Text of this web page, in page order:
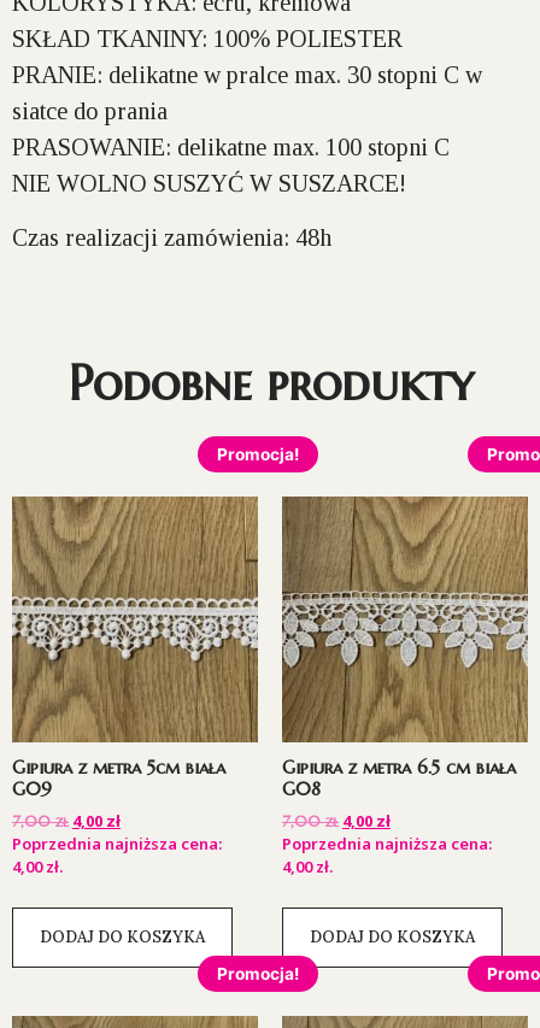
SKŁAD TKANINY: 100% POLIESTER
PRANIE: delikatne w pralce max. 30 stopni C w
siatce do prania
PRASOWANIE: delikatne max. 100 stopni C
NIE WOLNO SUSZYĆ W SUSZARCE!
Czas realizacji zamówienia: 48h
Podobne produkty
Promocja!
Gipiura z metra 5cm biała
G09
7,00zł 4,00 zł
Poprzednia najniższa cena:
4,00zł.
DODAJ DO KOSZYKA
Gipiura z metra 6.5 cm biała
G08
7,00zł 4,00 zł
Poprzednia najniższa cena:
4,00zł.
DODAJ DO KOSZYKA
Promocja!